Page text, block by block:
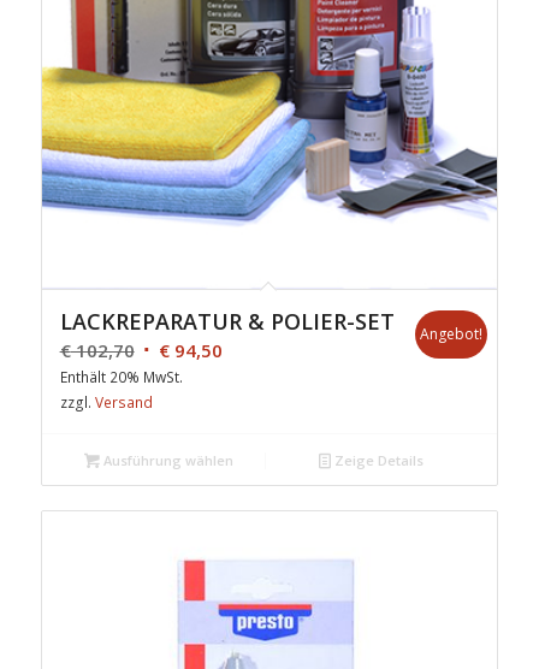
LACKREPARATUR & POLIER-SET
€102,70 €94,50
Enthält 20% MwSt.
zzgl. Versand
Angebot!
Ausführung wählen Zeige Details